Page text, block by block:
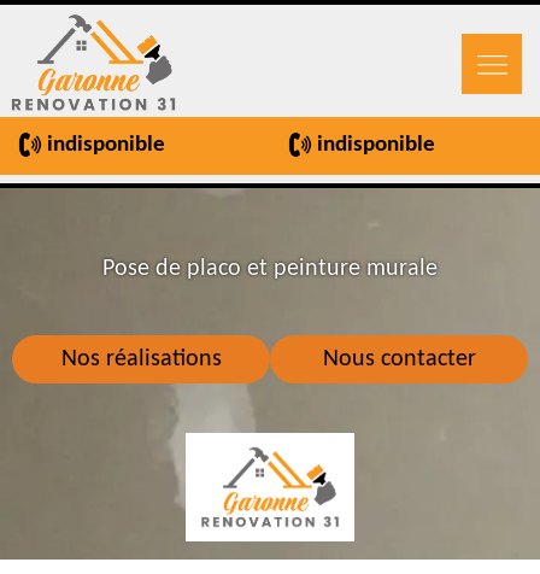
indisponible indisponible
Nos réalisations Nous contacter
Pose de placo et peinture murale